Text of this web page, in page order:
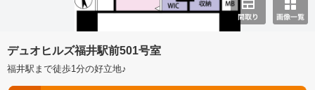
デュオヒルズ福井駅前501号室
福井駅まで徒歩1分の好立地♪